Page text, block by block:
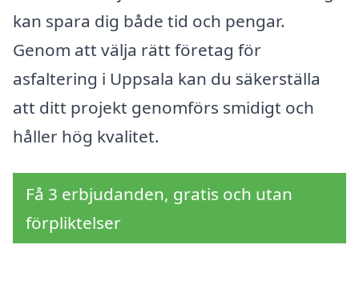
kan spara dig både tid och pengar.
Genom att välja rätt företag för
asfaltering i Uppsala kan du säkerställa
att ditt projekt genomförs smidigt och
håller hög kvalitet.
Få 3 erbjudanden, gratis och utan
förpliktelser